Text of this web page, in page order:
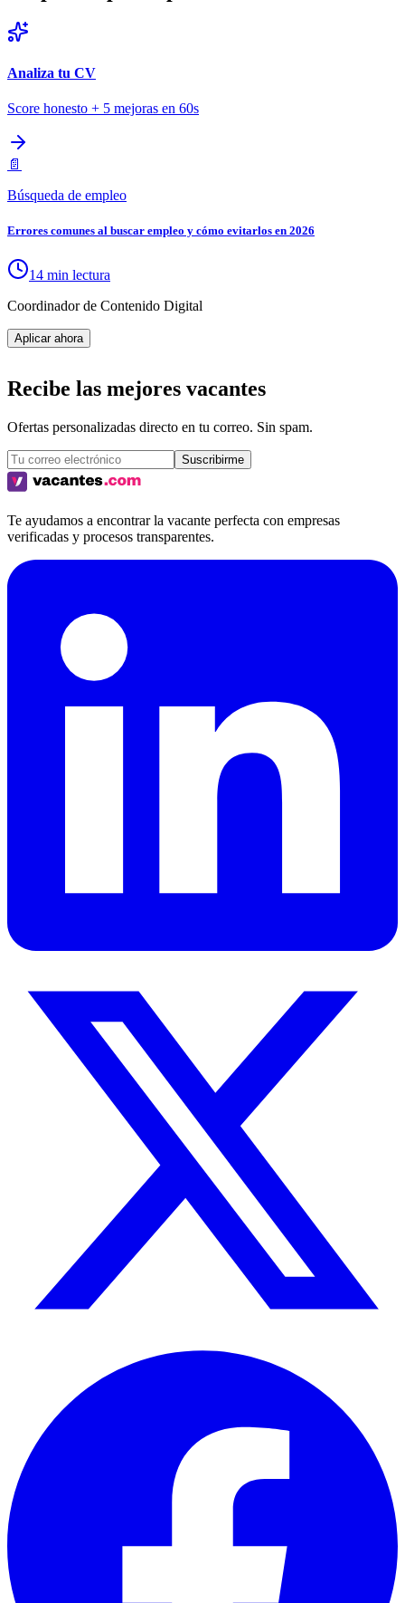
Analiza tu CV
Score honesto + 5 mejoras en 60s
📄
Búsqueda de empleo
Errores comunes al buscar empleo y cómo evitarlos en 2026
14 min lectura
Coordinador de Contenido Digital
Aplicar ahora
Recibe las mejores vacantes
Ofertas personalizadas directo en tu correo. Sin spam.
Suscribirme
Te ayudamos a encontrar la vacante perfecta con empresas
verificadas y procesos transparentes.